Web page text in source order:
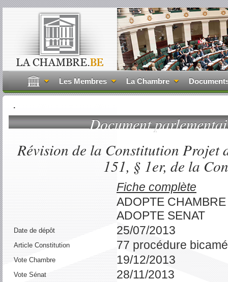
Les Membres La Chambre
.
Document
Révision de la Constitution Projet
151, § 1er, de la
Fiche complète
ADOPTE CHAMBRE
ADOPTE SENAT
Date de dépôt 25/07/2013
Article Constitution 77 procédure
Vote Chambre 19/12/2013
Vote Sénat 28/11/2013